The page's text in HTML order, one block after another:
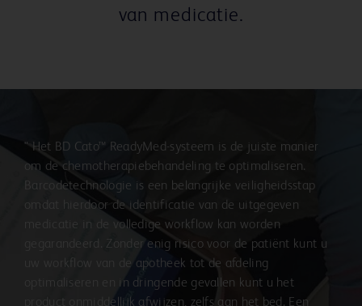
van medicatie.
" Het BD Cato™ ReadyMed-systeem is de juiste manier
om de chemotherapiebehandeling te optimaliseren.
Barcodetechnologie is een belangrijke veiligheidsstap
omdat hierdoor de identificatie van de uitgegeven
medicatie in de volledige workflow kan worden
gegarandeerd. Zonder enig risico voor de patiënt kunt u
uw workflow van de apotheek tot de afdeling
optimaliseren en in dringende gevallen kunt u het
product onmiddellijk afwijzen, zelfs aan het bed. Een